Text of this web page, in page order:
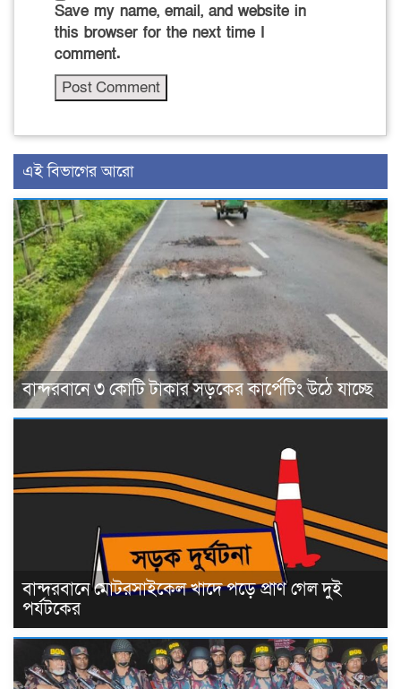
Save my name, email, and website in
this browser for the next time I
comment.
এই বিভাগের আরো
বান্দরবানে ৩ কোটি টাকার সড়কের কার্পেটিং উঠে যাচ্ছে
বান্দরবানে মোটরসাইকেল খাদে পড়ে প্রাণ গেল দুই
পর্যটকের